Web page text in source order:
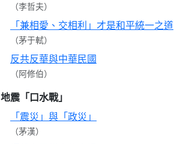
（李哲夫）
「兼相愛、交相利」才是和平統一之道
（茅于軾）
反共反華與中華民國
（阿修伯）
地震「口水戰」
「震災」與「政災」
（茅漢）